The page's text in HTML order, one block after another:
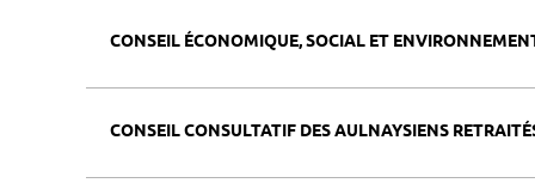
CONSEIL ÉCONOMIQUE, SOCIAL ET
CONSEIL CONSULTATIF DES AULNAYSIENS